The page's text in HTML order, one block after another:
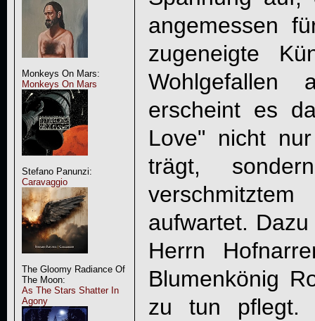
Monkeys On Mars:
Monkeys On Mars
Stefano Panunzi:
Caravaggio
The Gloomy Radiance Of
The Moon:
As The Stars Shatter In
Agony
angemessen
zugeneigte
Wohlgefallen
erscheint es
Love" nicht
trägt,
aufwartet.
Herrn
Blumenkönig
zu tun pflegt.